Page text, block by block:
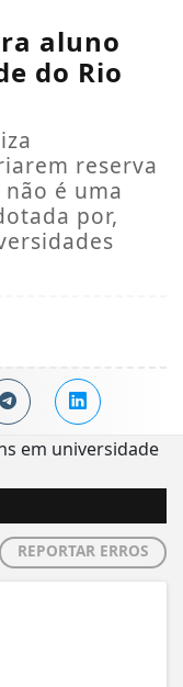
aluno
do Rio
reserva
é uma
por,
REPORTAR ERROS